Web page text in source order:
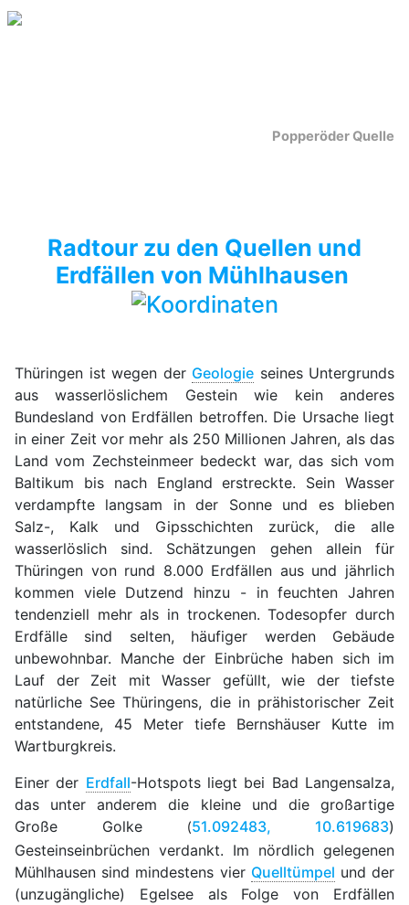
Popperöder Quelle
Radtour zu den Quellen und
Erdfällen von Mühlhausen
Thüringen ist wegen der Geologie seines Untergrunds
aus wasserlöslichem Gestein wie kein anderes
Bundesland von Erdfällen betroffen. Die Ursache liegt
in einer Zeit vor mehr als 250 Millionen Jahren, als das
Land vom Zechsteinmeer bedeckt war, das sich vom
Baltikum bis nach England erstreckte. Sein Wasser
verdampfte langsam in der Sonne und es blieben
Salz-, Kalk und Gipsschichten zurück, die alle
wasserlöslich sind. Schätzungen gehen allein für
Thüringen von rund 8.000 Erdfällen aus und jährlich
kommen viele Dutzend hinzu - in feuchten Jahren
tendenziell mehr als in trockenen. Todesopfer durch
Erdfälle sind selten, häufiger werden Gebäude
unbewohnbar. Manche der Einbrüche haben sich im
Lauf der Zeit mit Wasser gefüllt, wie der tiefste
natürliche See Thüringens, die in prähistorischer Zeit
entstandene, 45 Meter tiefe Bernshäuser Kutte im
Wartburgkreis.
Einer der Erdfall-Hotspots liegt bei Bad Langensalza,
das unter anderem die kleine und die großartige
Große Golke
(51.092483, 10.619683)
Gesteinseinbrüchen verdankt. Im nördlich gelegenen
Mühlhausen sind mindestens vier Quelltümpel und der
(unzugängliche) Egelsee als Folge von Erdfällen